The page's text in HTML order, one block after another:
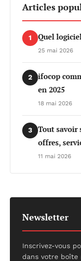
Articles
1 Quel
25 mai 2026
2
ifocop
en 2025
18 mai 2026
3
Tout savoir
offres,
11 mai 2026
Newsletter
Inscrivez-vous
dans votre boîte